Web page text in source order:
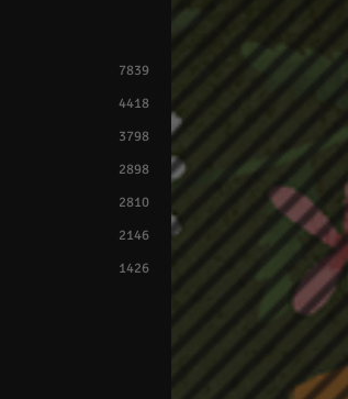
7839
4418
3798
2898
2810
2146
1426